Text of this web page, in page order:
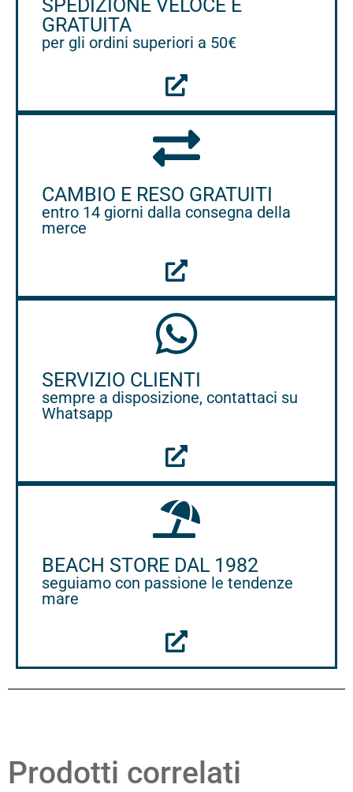
SPEDIZIONE VELOCE E
GRATUITA
per gli ordini superiori a 50€
CAMBIO E RESO GRATUITI
entro 14 giorni dalla consegna della
merce
SERVIZIO CLIENTI
sempre a disposizione, contattaci su
Whatsapp
BEACH STORE DAL 1982
seguiamo con passione le tendenze
mare
Prodotti correlati